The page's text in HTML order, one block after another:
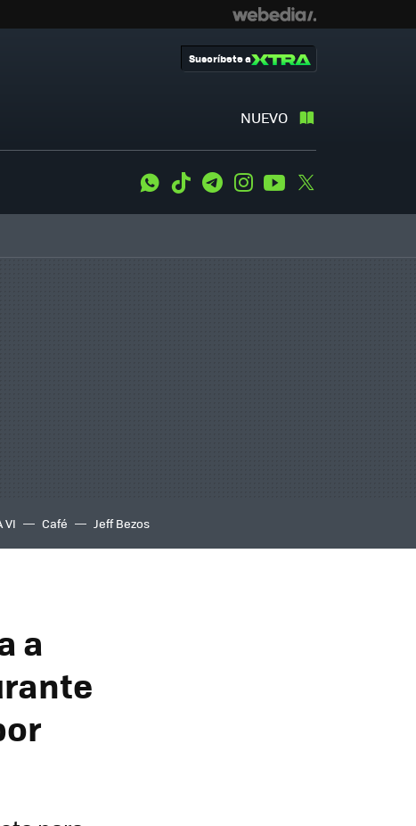
NUEVO
Suscríbete a
WhatsApp
Tiktok TelegramInstagramYoutube
VI Café Jeff Bezos
a